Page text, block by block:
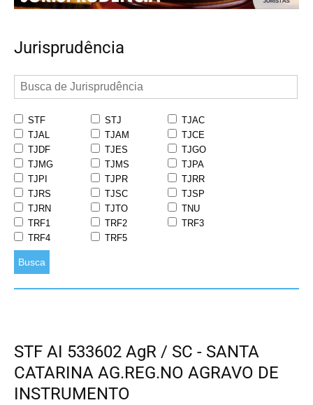
Jurisprudência
STF STJ
TJAC
TJAL
TJAM
TJCE
TJDF
TJES
TJGO
TJMG
TJMS
TJPA
TJPI
TJPR
TJRR
TJRS
TJSC
TJSP
TJRN
TJTO
TNU
TRF1
TRF2
TRF3
TRF4
TRF5
Busca
STF AI 533602 AgR / SC - SANTA
CATARINA AG.REG.NO AGRAVO DE
INSTRUMENTO